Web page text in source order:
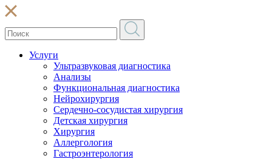
Услуги
Ультразвуковая диагностика
Анализы
Функциональная диагностика
Нейрохирургия
Сердечно-сосудистая хирургия
Детская хирургия
Хирургия
Аллергология
Гастроэнтерология